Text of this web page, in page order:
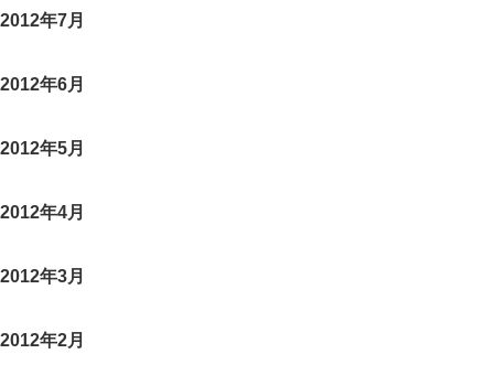
2012年7月
2012年6月
2012年5月
2012年4月
2012年3月
2012年2月